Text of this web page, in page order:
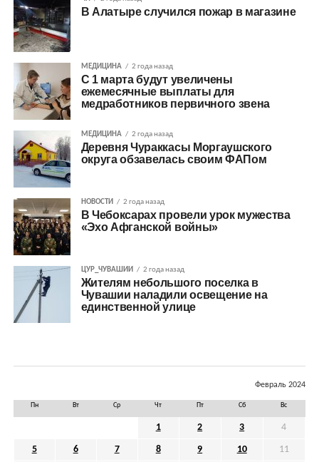
В Алатыре случился пожар в магазине
МЕДИЦИНА 2 года назад
С 1 марта будут увеличены
ежемесячные выплаты для
медработников первичного звена
МЕДИЦИНА 2 года назад
Деревня Чураккасы Моргаушского
округа обзавелась своим ФАПом
НОВОСТИ 2 года назад
В Чебоксарах провели урок мужества
«Эхо Афганской войны»
ЦУР_ЧУВАШИИ 2 года назад
Жителям небольшого поселка в
Чувашии наладили освещение на
единственной улице
Февраль 2024
Пн Вт Ср Чт Пт Сб Вс
1 2 3 4
5 6 7 8 9 10 11